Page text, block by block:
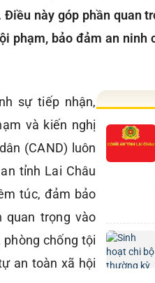
này góp phần quan
phạm, bảo đảm an
sự tiếp nhận,
và kiến nghị
(CAND) luôn
tỉnh Lai Châu
túc, đảm bảo
quan trọng vào
chống tội
an toàn xã hội